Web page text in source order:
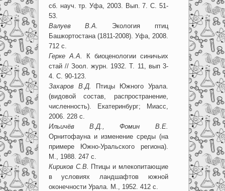
сб. науч. тр. Уфа, 2003. Вып. 7. С. 51-
53.
Валуев В.А.
Экология птиц
Башкортостана (1811-2008). Уфа, 2008.
712 с.
Герке А.А.
К биоценологии синичьих
стай // Зоол. журн. 1932. Т. 11, вып 3-
4. С. 90-123.
Захаров В.Д. Птицы Южного Урала.
(видовой состав, распространение,
численность). Екатеринбург; Миасс,
2006. 228 с.
Ильичёв В.Д., Фомин В.Е.
Орнитофауна и изменение среды (на
примере Южно-Уральского региона).
М., 1988. 247 с.
Кириков С.В. Птицы и млекопитающие
в условиях ландшафтов южной
оконечности Урала. М., 1952. 412 с.